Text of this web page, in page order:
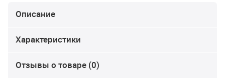
Описание
Характеристики
Отзывы о товаре (0)